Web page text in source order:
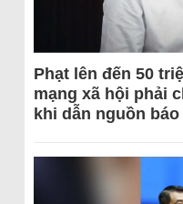
Phạt lên đến 50
mạng xã hội phải
khi dẫn nguồn